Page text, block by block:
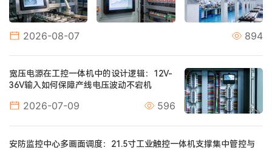
2026-08-07 894
宽压电源在工控一体机中的设计逻辑：12V-
36V输入如何保障产线电压波动不宕机
2026-07-09 596
安防监控中心多画面调度：21.5寸工业触控一体机支撑集中管控与